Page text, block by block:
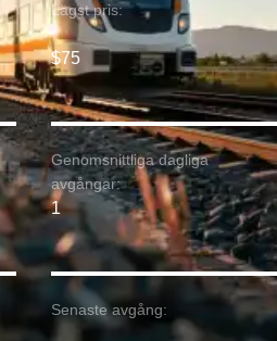
Lägst pris:
$75
Genomsnittliga dagliga
avgångar:
1
Senaste avgång: